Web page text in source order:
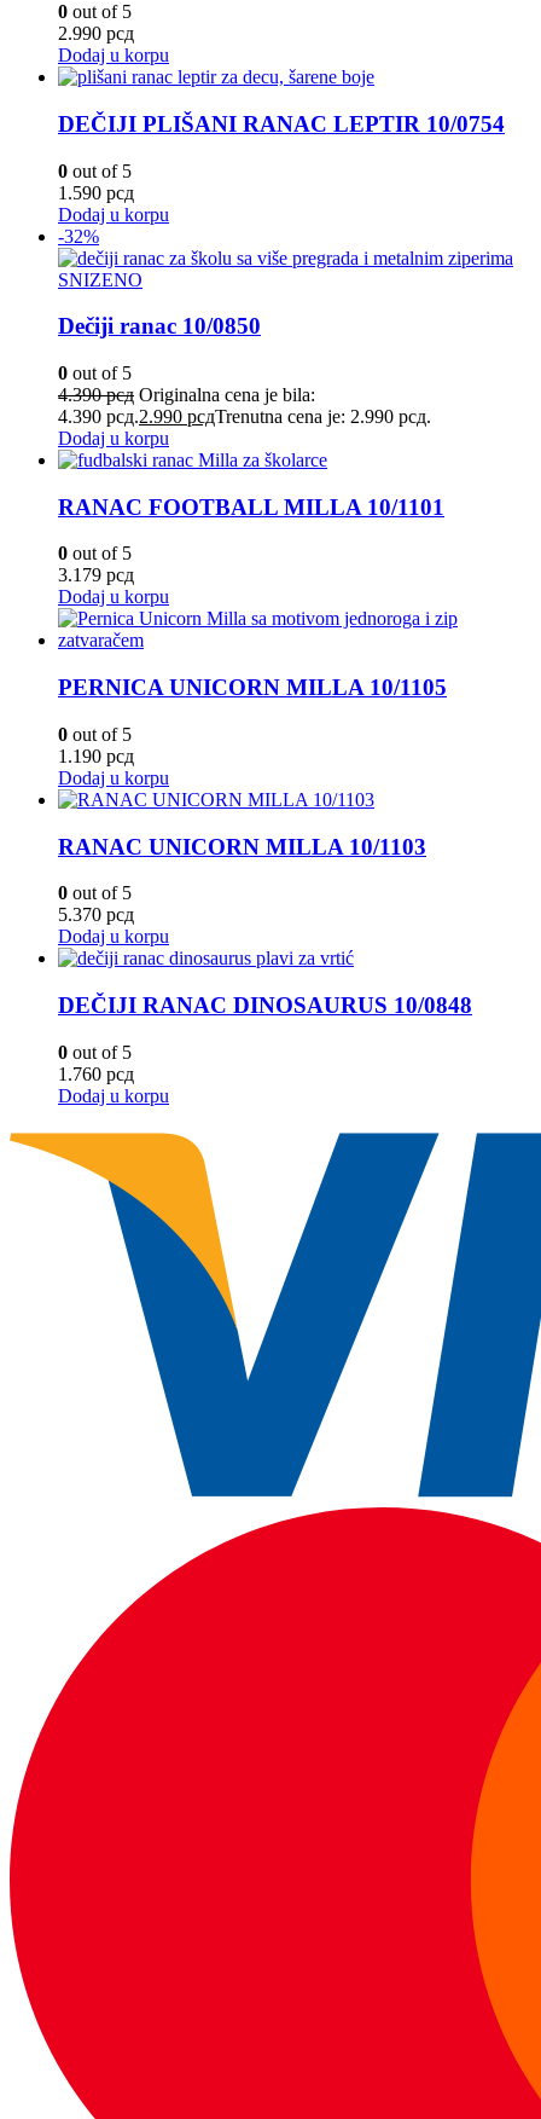
0 out of 5
2.990 рсд
Dodaj u korpu
DEČIJI PLIŠANI RANAC LEPTIR 10/0754
0 out of 5
1.590 рсд
Dodaj u korpu
-32%
SNIZENO
Dečiji ranac 10/0850
0 out of 5
4.390рсд Originalna cena je bila:
4.390 рсд.2.990 рсдTrenutna cena je: 2.990 рсд.
Dodaj u korpu
RANAC FOOTBALL MILLA 10/1101
0 out of 5
3.179 рсд
Dodaj u korpu
PERNICA UNICORN MILLA 10/1105
0 out of 5
1.190 рсд
Dodaj u korpu
RANAC UNICORN MILLA 10/1103
0 out of 5
5.370 рсд
Dodaj u korpu
DEČIJI RANAC DINOSAURUS 10/0848
0 out of 5
1.760 рсд
Dodaj u korpu